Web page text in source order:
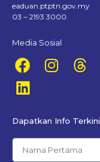
eaduan.ptptn.gov.my
03 – 2193 3000
Media Sosial
Dapatkan Info Terkini